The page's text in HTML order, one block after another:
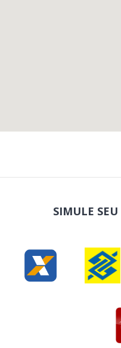
SIMULE SEU